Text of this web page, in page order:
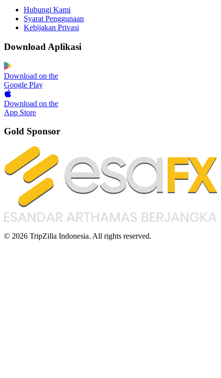
Hubungi Kami
Syarat Penggunaan
Kebijakan Privasi
Download Aplikasi
Download on the
Google Play
Download on the
App Store
Gold Sponsor
© 2026 TripZilla Indonesia. All rights reserved.